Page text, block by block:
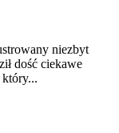
niezbyt
dość ciekawe